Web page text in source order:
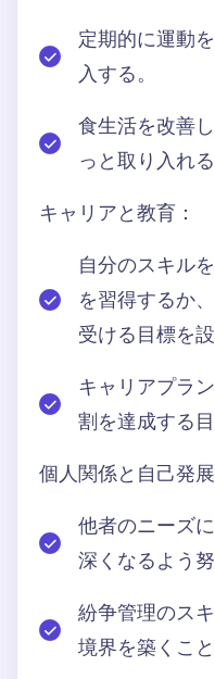
定期的に運動
入する。
食生活を改善
っと取り入れる
キャリアと教育：
自分のスキル
を習得するか
受ける目標を設
キャリアプラ
割を達成する
個人関係と自己発展
他者のニーズ
深くなるよう努
紛争管理のス
境界を築くこと